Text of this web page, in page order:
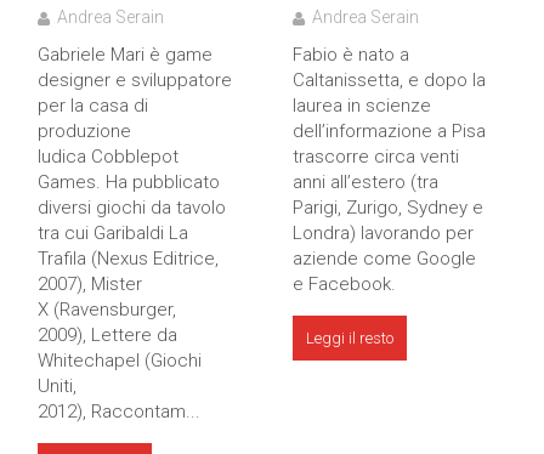
Andrea Serain
Gabriele Mari è game
designer e sviluppatore
per la casa di
produzione
ludica Cobblepot
Games. Ha pubblicato
diversi giochi da tavolo
tra cui Garibaldi La
Trafila (Nexus Editrice,
2007), Mister
X (Ravensburger,
2009), Lettere da
Whitechapel (Giochi
Uniti,
2012), Raccontam...
Andrea Serain
Fabio è nato a
Caltanissetta, e dopo la
laurea in scienze
dell’informazione a Pisa
trascorre circa venti
anni all’estero (tra
Parigi, Zurigo, Sydney e
Londra) lavorando per
aziende come Google
e Facebook.
Leggi il resto